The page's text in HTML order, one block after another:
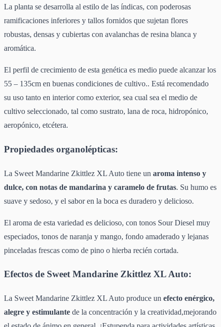
La planta se desarrolla al estilo de las índicas, con poderosas
ramificaciones inferiores y tallos fornidos que sujetan flores
robustas, densas y cubiertas con avalanchas de resina blanca y
aromática.
El perfil de crecimiento de esta genética es medio puede alcanzar los
55 – 135cm en buenas condiciones de cultivo.. Está recomendado
su uso tanto en interior como exterior, sea cual sea el medio de
cultivo seleccionado, tal como sustrato, lana de roca, hidropónico,
aeropónico, etcétera.
Propiedades organolépticas:
La Sweet Mandarine Zkittlez XL Auto tiene un aroma intenso y
dulce, con notas de mandarina y caramelo de frutas. Su humo es
suave y sedoso, y el sabor en la boca es duradero y delicioso.
El aroma de esta variedad es delicioso, con tonos Sour Diesel muy
especiados, tonos de naranja y mango, fondo amaderado y lejanas
pinceladas frescas como de pino o hierba recién cortada.
Efectos de Sweet Mandarine Zkittlez XL Auto:
La Sweet Mandarine Zkittlez XL Auto produce un efecto enérgico,
alegre y estimulante de la concentración y la creatividad,mejorando